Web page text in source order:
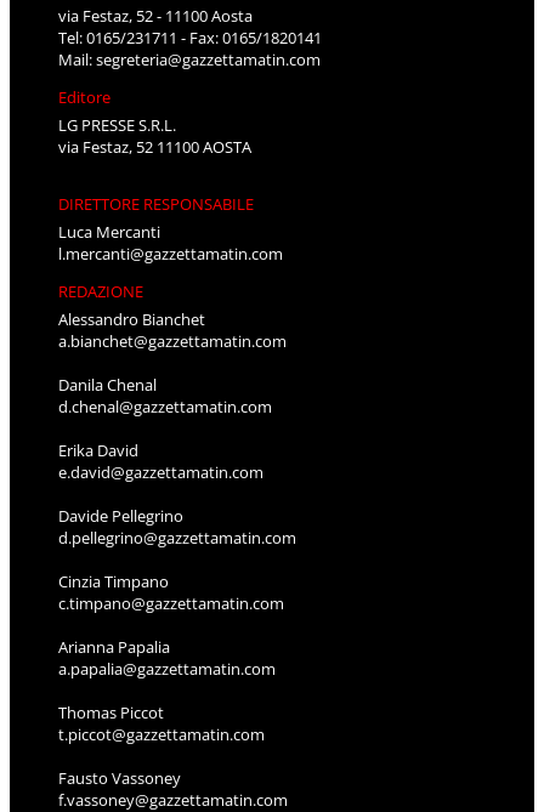
via Festaz, 52 - 11100 Aosta
Tel: 0165/231711 - Fax: 0165/1820141
Mail:segreteria@gazzettamatin.com
Editore
LG PRESSE S.R.L.
via Festaz, 52 11100 AOSTA
DIRETTORE RESPONSABILE
Luca Mercanti
l.mercanti@gazzettamatin.com
REDAZIONE
Alessandro Bianchet
a.bianchet@gazzettamatin.com
Danila Chenal
d.chenal@gazzettamatin.com
Erika David
e.david@gazzettamatin.com
Davide Pellegrino
d.pellegrino@gazzettamatin.com
Cinzia Timpano
c.timpano@gazzettamatin.com
Arianna Papalia
a.papalia@gazzettamatin.com
Thomas Piccot
t.piccot@gazzettamatin.com
Fausto Vassoney
f.vassoney@gazzettamatin.com